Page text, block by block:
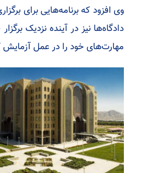
وی افزود که برنامه‌هایی برای
دادگاه‌ها نیز در آینده نزدیک
مهارت‌های خود را در عمل آزمایش